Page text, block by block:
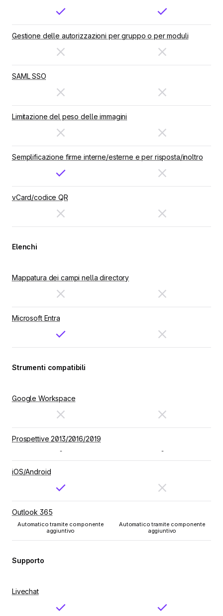
Gestione delle autorizzazioni per gruppo o per moduli
SAML SSO
Limitazione del peso delle immagini
Semplificazione firme interne/esterne e per risposta/inoltro
vCard/codice QR
Elenchi
Mappatura dei campi nella directory
Microsoft Entra
Strumenti compatibili
Google Workspace
Prospettive 2013/2016/2019
- -
iOS/Android
Outlook 365
Automatico tramite componente
aggiuntivo
Automatico tramite componente
aggiuntivo
Supporto
Livechat